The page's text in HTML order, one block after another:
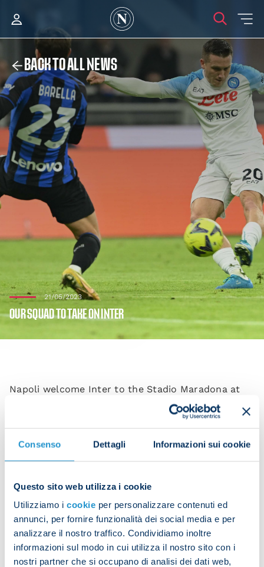
Consenso Dettagli Informazioni sui cookie
Questo sito web utilizza i cookie
Utilizziamo i cookie per personalizzare contenuti ed
annunci, per fornire funzionalità dei social media e per
analizzare il nostro traffico. Condividiamo inoltre
informazioni sul modo in cui utilizza il nostro sito con i
nostri partner che si occupano di analisi dei dati web,
BACK TO ALL NEWS
21/05/2023
OUR SQUAD TO TAKE ON INTER
Napoli welcome Inter to the Stadio Maradona at
18:00 CEST in Serie A Week 36 on Sunday. Here’s
MARFELLA
LORENZO Giovanni MARIO RUI Silva Duarte
JESUS Juan
RRAHMANI Amir
GAETANO Gianluca LOBOTKA Stanislav NDOMBELE
Tanguy
ZERBIN Alessio
ZIELINSKI Piotr
KVARATSKHELIA Khvicha
OSIMHEN Victor
POLITANO Matteo RASPADORI Giacomo SIMEONE